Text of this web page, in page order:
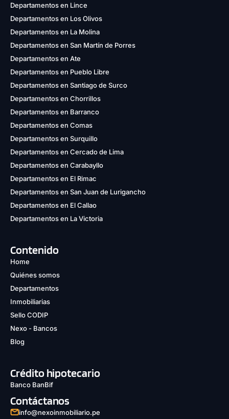
Departamentos en Lince
Departamentos en Los Olivos
Departamentos en La Molina
Departamentos en San Martín de Porres
Departamentos en Ate
Departamentos en Pueblo Libre
Departamentos en Santiago de Surco
Departamentos en Chorrillos
Departamentos en Barranco
Departamentos en Comas
Departamentos en Surquillo
Departamentos en Cercado de Lima
Departamentos en Carabayllo
Departamentos en El Rimac
Departamentos en San Juan de Lurigancho
Departamentos en El Callao
Departamentos en La Victoria
Contenido
Home
Quiénes somos
Departamentos
Inmobiliarias
Sello CODIP
Nexo - Bancos
Blog
Crédito hipotecario
Banco BanBif
Contáctanos
info@nexoinmobiliario.pe